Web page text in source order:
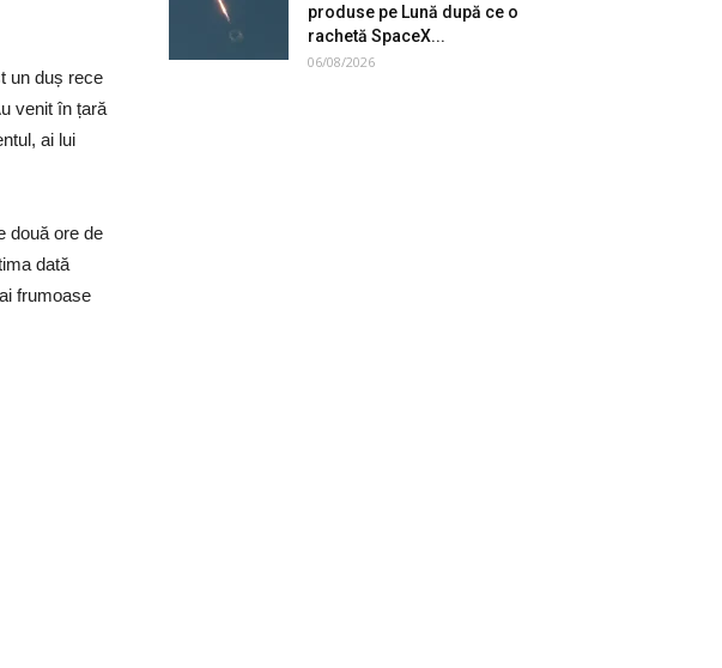
un duș rece
venit în țară
ai lui
două ore de
dată
frumoase
produse pe Lună după ce o
rachetă SpaceX...
06/08/2026